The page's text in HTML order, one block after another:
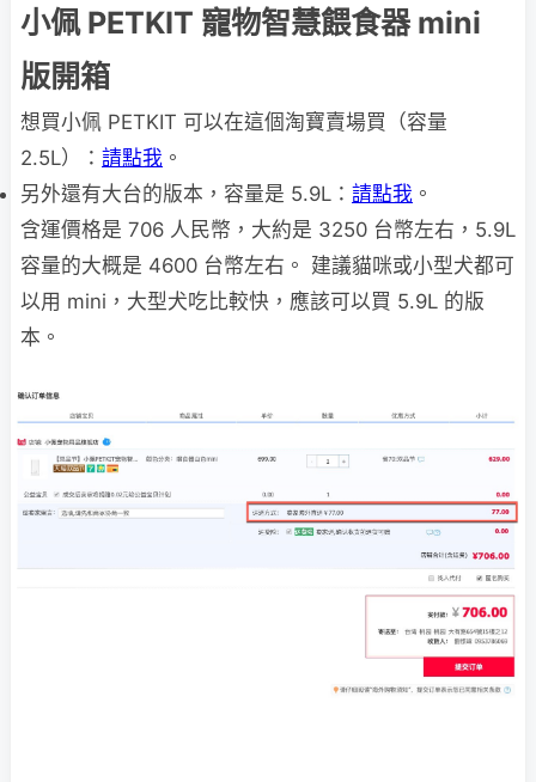
小佩 PETKIT 寵物智慧餵食器 mini
版開箱
想買小佩 PETKIT 可以在這個淘寶賣場買（容量
2.5L）： 請點我 。
另外還有大台的版本，容量是 5.9L： 請點我 。
含運價格是 706 人民幣，大約是 3250 台幣左右，5.9L
容量的大概是 4600 台幣左右。 建議貓咪或小型犬都可
以用 mini，大型犬吃比較快，應該可以買 5.9L 的版
本。